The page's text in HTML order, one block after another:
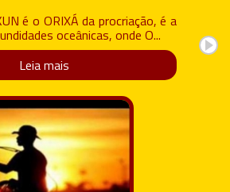
é o ORIXÁ da procriação, é a
oceânicas, onde O...
Leia mais